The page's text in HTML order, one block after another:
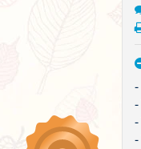
-
-
-
-